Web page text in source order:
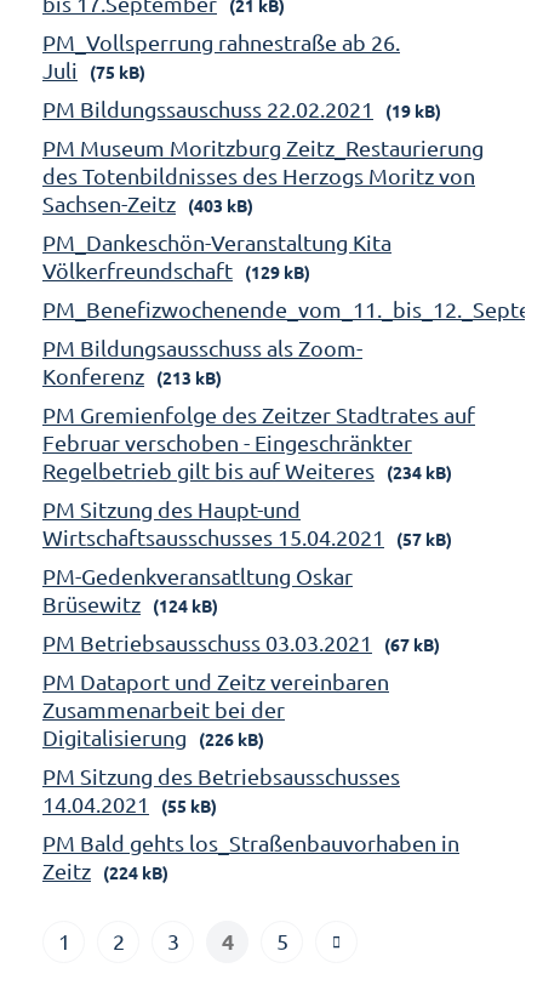
(21 kB)
PM_Vollsperrung rahnestraße ab 26.
Juli
(75 kB)
PM Bildungssauschuss 22.02.2021 (19 kB)
PM Museum Moritzburg Zeitz_Restaurierung
des Totenbildnisses des Herzogs Moritz von
Sachsen-Zeitz
(403 kB)
PM_Dankeschön-Veranstaltung Kita
Völkerfreundschaft
(129 kB)
PM Bildungsausschuss als Zoom-
Konferenz
(213 kB)
PM Gremienfolge des Zeitzer Stadtrates auf
Februar verschoben - Eingeschränkter
Regelbetrieb gilt bis auf Weiteres
(234 kB)
PM Sitzung des Haupt-und
Wirtschaftsausschusses 15.04.2021
(57 kB)
PM-Gedenkveransatltung Oskar
Brüsewitz
(124 kB)
PM Betriebsausschuss 03.03.2021 (67 kB)
PM Dataport und Zeitz vereinbaren
Zusammenarbeit bei der
Digitalisierung
(226 kB)
PM Sitzung des Betriebsausschusses
14.04.2021
(55 kB)
PM Bald gehts los_Straßenbauvorhaben in
Zeitz
(224 kB)
1 2 3 4 5